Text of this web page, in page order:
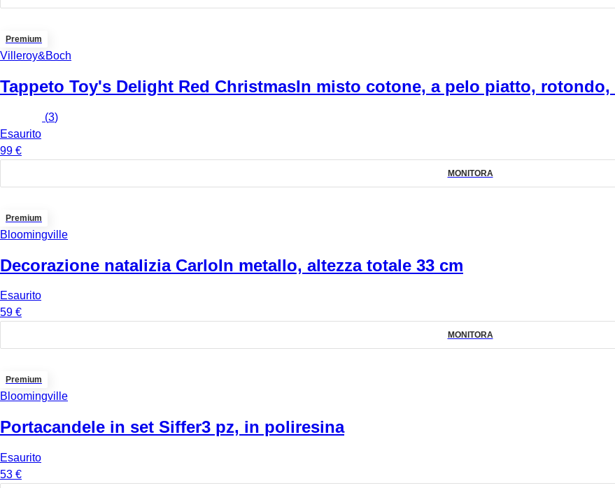
Premium
Villeroy&Boch
Tappeto Toy's Delight Red ChristmasIn misto cotone, a pelo piatto, rotondo,
(3)
Esaurito
99 €
MONITORA
Premium
Bloomingville
Decorazione natalizia CarloIn metallo, altezza totale 33 cm
Esaurito
59 €
MONITORA
Premium
Bloomingville
Portacandele in set Siffer3 pz, in poliresina
Esaurito
53 €